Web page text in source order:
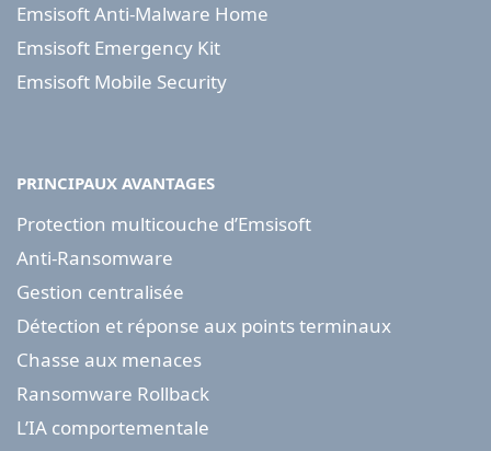
Emsisoft Anti-Malware Home
Emsisoft Emergency Kit
Emsisoft Mobile Security
PRINCIPAUX AVANTAGES
Protection multicouche d’Emsisoft
Anti-Ransomware
Gestion centralisée
Détection et réponse aux points terminaux
Chasse aux menaces
Ransomware Rollback
L’IA comportementale